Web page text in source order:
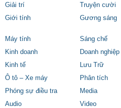
Giải trí
Truyện cười
Giới tính
Gương sáng
Máy tính
Sáng chế
Kinh doanh
Doanh nghiệp
Kinh tế
Lưu Trữ
Ô tô – Xe máy
Phân tích
Phóng sự điều tra
Media
Audio
Video